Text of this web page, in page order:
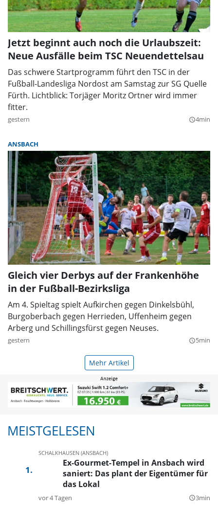
Jetzt beginnt auch noch die Urlaubszeit:
Neue Ausfälle beim TSC Neuendettelsau
Das schwere Startprogramm führt den TSC in der
Fußball-Landesliga Nordost am Samstag zur SG Quelle
Fürth. Lichtblick: Torjäger Moritz Ortner wird immer
fitter.
gestern query_builder4min
ANSBACH
Gleich vier Derbys auf der Frankenhöhe
in der Fußball-Bezirksliga
Am 4. Spieltag spielt Aufkirchen gegen Dinkelsbühl,
Burgoberbach gegen Herrieden, Uffenheim gegen
Arberg und Schillingsfürst gegen Neuses.
gestern query_builder5min
Mehr Artikel
MEISTGELESEN
SCHALKHAUSEN (ANSBACH)
Ex-Gourmet-Tempel in Ansbach wird
saniert: Das plant der Eigentümer für
das Lokal
vor 4 Tagen query_builder3min